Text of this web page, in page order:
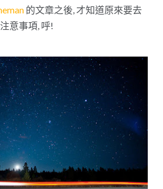
的文章之後, 才知道原來要去
意事項, 呼!